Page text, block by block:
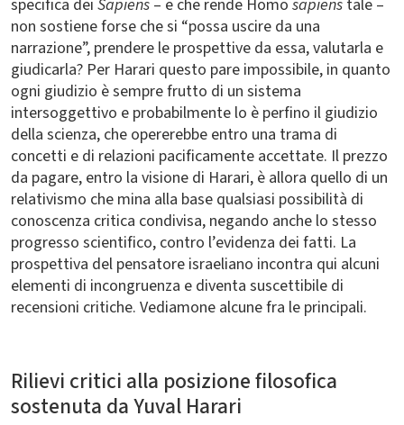
specifica dei Sapiens – e che rende Homo sapiens tale –
non sostiene forse che si “possa uscire da una
narrazione”, prendere le prospettive da essa, valutarla e
giudicarla? Per Harari questo pare impossibile, in quanto
ogni giudizio è sempre frutto di un sistema
intersoggettivo e probabilmente lo è perfino il giudizio
della scienza, che opererebbe entro una trama di
concetti e di relazioni pacificamente accettate. Il prezzo
da pagare, entro la visione di Harari, è allora quello di un
relativismo che mina alla base qualsiasi possibilità di
conoscenza critica condivisa, negando anche lo stesso
progresso scientifico, contro l’evidenza dei fatti. La
prospettiva del pensatore israeliano incontra qui alcuni
elementi di incongruenza e diventa suscettibile di
recensioni critiche. Vediamone alcune fra le principali.
Rilievi critici alla posizione filosofica
sostenuta da Yuval Harari